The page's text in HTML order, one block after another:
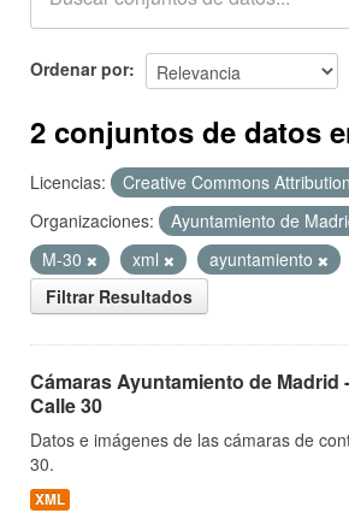
Ordenar por
2 conjuntos de datos
Licencias:
Creative Commons Attribution
Organizaciones:
Ayuntamiento de
M-30
xml
ayuntamiento
Filtrar Resultados
Cámaras Ayuntamiento de Madrid
Calle 30
Datos e imágenes de las cámaras de
30.
XML